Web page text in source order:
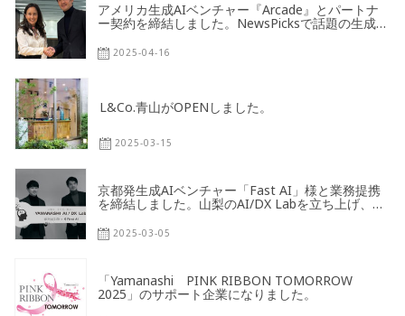
アメリカ生成AIベンチャー『Arcade』とパートナ
ー契約を締結しました。NewsPicksで話題の生成
2025-04-16
L&Co.青山がOPENしました。
2025-03-15
京都発生成AIベンチャー「Fast AI」様と業務提携
を締結しました。山梨のAI/DX Labを立ち上げ、山
2025-03-05
「Yamanashi PINK RIBBON TOMORROW
2025」のサポート企業になりました。